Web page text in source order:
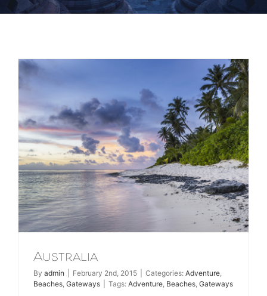
Australia
By admin February 2nd, 2015 Categories: Adventure,
Beaches, Gateways Tags: Adventure, Beaches, Gateways